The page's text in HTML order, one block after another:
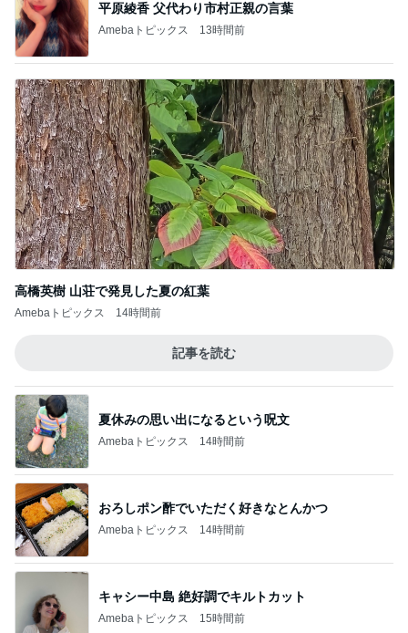
平原綾香 父代わり市村正親の言葉
Amebaトピックス 13時間前
高橋英樹 山荘で発見した夏の紅葉
Amebaトピックス 14時間前
記事を読む
夏休みの思い出になるという呪文
Amebaトピックス 14時間前
おろしポン酢でいただく好きなとんかつ
Amebaトピックス 14時間前
キャシー中島 絶好調でキルトカット
Amebaトピックス 15時間前